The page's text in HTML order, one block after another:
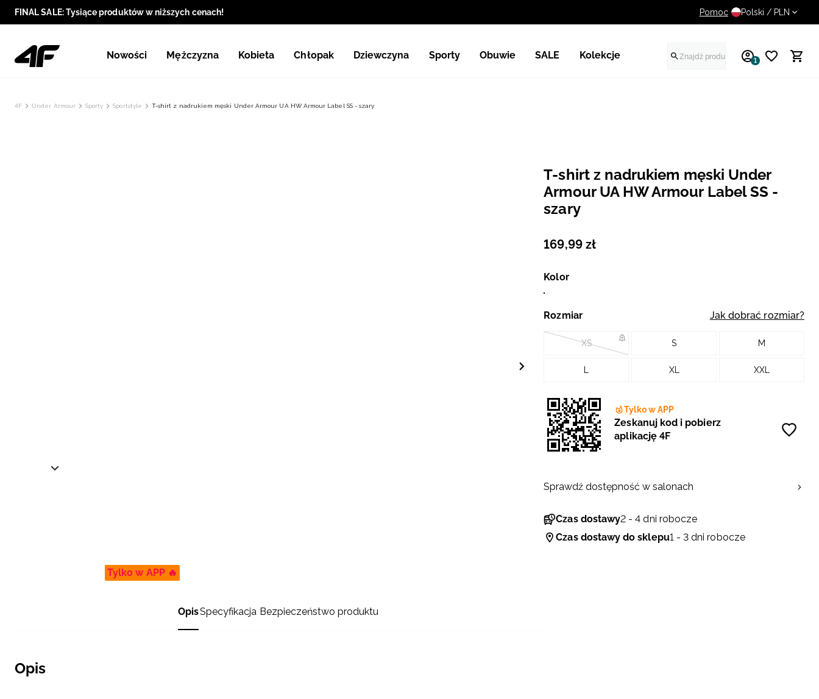
FINAL SALE: Tysiące produktów w niższych cenach! UWAGA NA FAŁSZYWE
Pomoc Polski / PLN
Nowości Mężczyzna Kobieta Chłopak Dziewczyna Sporty Obuwie SALE Kolekcje 1
4F Under Armour Sporty Sportstyle T-shirt z nadrukiem męski Under Armour UA HW Armour Label SS - szary
Tylko w APP 🔥
OpisSpecyfikacja Bezpieczeństwo produktu
Opis
T-shirt z nadrukiem męski Under
Armour UA HW Armour Label SS -
szary
169,99 zł
Kolor
Rozmiar Jak dobrać rozmiar?
XS S M
XL XXL
Tylko w APP
Zeskanuj kod i pobierz
aplikację 4F
Czas dostawy2 - 4 dni robocze
Czas dostawy do sklepu1 - 3 dni robocze
Sprawdź dostępność w salonach